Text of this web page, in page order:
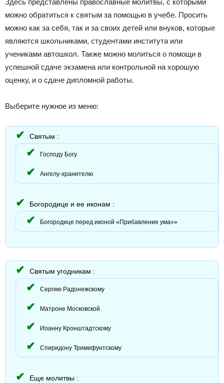
Здесь представлены православные молитвы, с которыми
можно обратиться к святым за помощью в учебе. Просить
можно как за себя, так и за своих детей или внуков, которые
являются школьниками, студентами института или
учениками автошкол. Также можно молиться о помощи в
успешной сдаче экзамена или контрольной на хорошую
оценку, и о сдаче дипломной работы.
Выберите нужное из меню:
Святым :
Господу Богу
Ангелу-хранителю
Богородице и ее иконам :
Богородице перед иконой «Прибавление ума»»
Святым угодникам :
Сергию Радонежскому
Матроне Московской
Иоанну Кронштадтскому
Спиридону Тримифунтскому
Еще молитвы :